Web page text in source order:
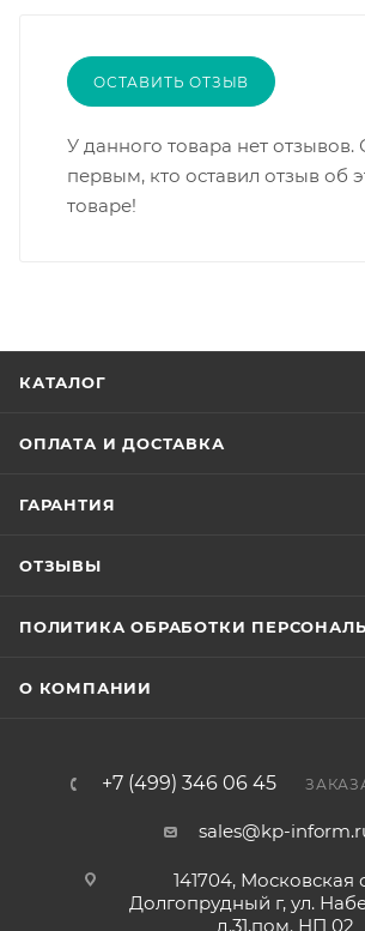
ОСТАВИТЬ ОТЗЫВ
У данного товара нет отзывов.
первым, кто оставил отзыв об
товаре!
КАТАЛОГ
ОПЛАТА И ДОСТАВКА
ГАРАНТИЯ
ОТЗЫВЫ
ПОЛИТИКА ОБРАБОТКИ
О КОМПАНИИ
+7 (499) 346 06 45
sales@kp-
141704, Московская
Долгопрудный г, ул.
д.31,пом. НП 02